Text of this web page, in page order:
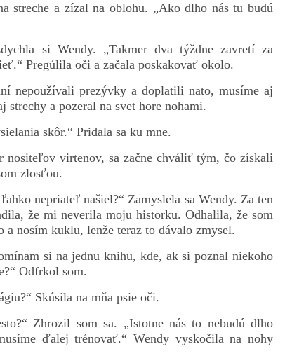
streche a zízal na oblohu. „Ako dlho nás tu budú
si Wendy. „Takmer dva týždne zavretí za
Pregúlila oči a začala poskakovať okolo.
nepoužívali prezývky a doplatili nato, musíme aj
a pozeral na svet hore nohami.
skôr.“ Pridala sa ku mne.
nositeľov virtenov, sa začne chváliť tým, čo získali
zlosťou.
nepriateľ našiel?“ Zamyslela sa Wendy. Za ten
že mi neverila moju historku. Odhalila, že som
nosím kuklu, lenže teraz to dávalo zmysel.
si na jednu knihu, kde, ak si poznal niekoho
Odfrkol som.
Skúsila na mňa psie oči.
Zhrozil som sa. „Istotne nás to nebudú dlho
ďalej trénovať.“ Wendy vyskočila na nohy